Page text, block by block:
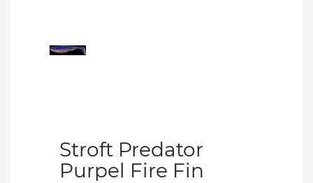
Stroft Predator
Purpel Fire Fin